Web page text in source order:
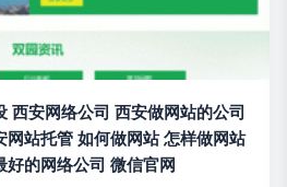
西安网络公司 西安做网站的公司
网站托管 如何做网站 怎样做网站
好的网络公司 微信官网